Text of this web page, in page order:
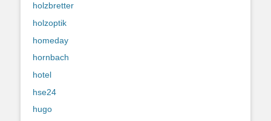
holzbretter
holzoptik
homeday
hornbach
hotel
hse24
hugo